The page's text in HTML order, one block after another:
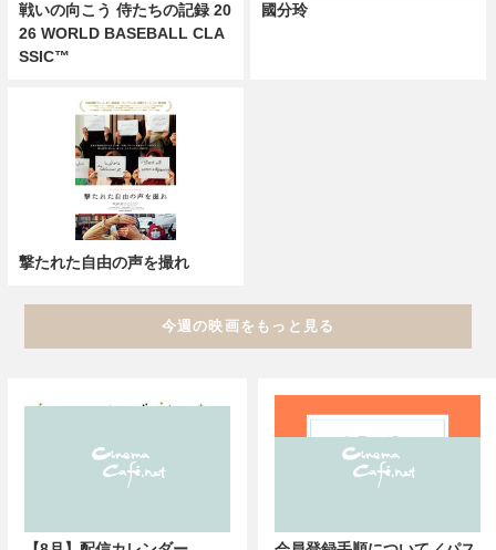
戦いの向こう 侍たちの記録 20
26 WORLD BASEBALL CLA
SSIC™
國分玲
撃たれた自由の声を撮れ
今週の映画をもっと見る